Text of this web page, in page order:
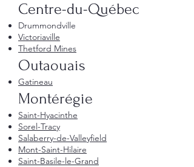
Centre-du-Québec
Drummondville
Victoriaville
Thetford Mines
Outaouais
Gatineau
Montérégie
Saint-Hyacinthe
Sorel-Tracy
Salaberry-de-Valleyfield
Mont-Saint-Hilaire
Saint-Basile-le-Grand